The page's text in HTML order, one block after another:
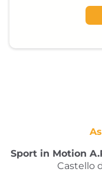
Sport in Motion
Castello